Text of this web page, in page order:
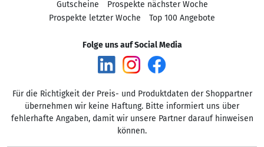
Gutscheine
Prospekte nächster Woche
Prospekte letzter Woche
Top 100 Angebote
Folge uns auf Social Media
Für die Richtigkeit der Preis- und Produktdaten der Shoppartner
übernehmen wir keine Haftung. Bitte informiert uns über
fehlerhafte Angaben, damit wir unsere Partner darauf hinweisen
können.